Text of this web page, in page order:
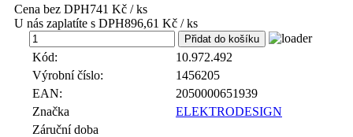
Cena bez DPH741 Kč / ks
U nás zaplatíte s DPH896,61 Kč / ks
Kód:
10.972.492
Výrobní číslo:
1456205
EAN:
2050000651939
Značka
ELEKTRODESIGN
Záruční doba